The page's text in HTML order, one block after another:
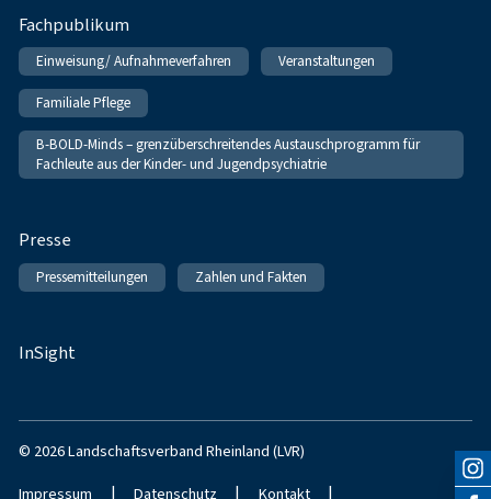
Fachpublikum
Einweisung/ Aufnahmeverfahren Veranstaltungen
Familiale Pflege
B-BOLD-Minds – grenzüberschreitendes Austauschprogramm für
Fachleute aus der Kinder- und Jugendpsychiatrie
Presse
Pressemitteilungen Zahlen und Fakten
InSight
© 2026 Landschaftsverband Rheinland (LVR)
Impressum | Datenschutz | Kontakt |